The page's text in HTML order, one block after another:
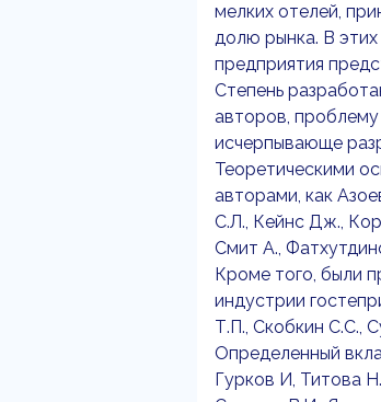
мелких отелей,
долю рынка. В этих
предприятия
Степень
авторов, проблему
исчерпывающе
Теоретическими
авторами, как
С.Л., Кейнс Дж.,
Смит А.,
Кроме того, были
индустрии
Т.П., Скобкин С.С.,
Определенный
Гурков И, Титова